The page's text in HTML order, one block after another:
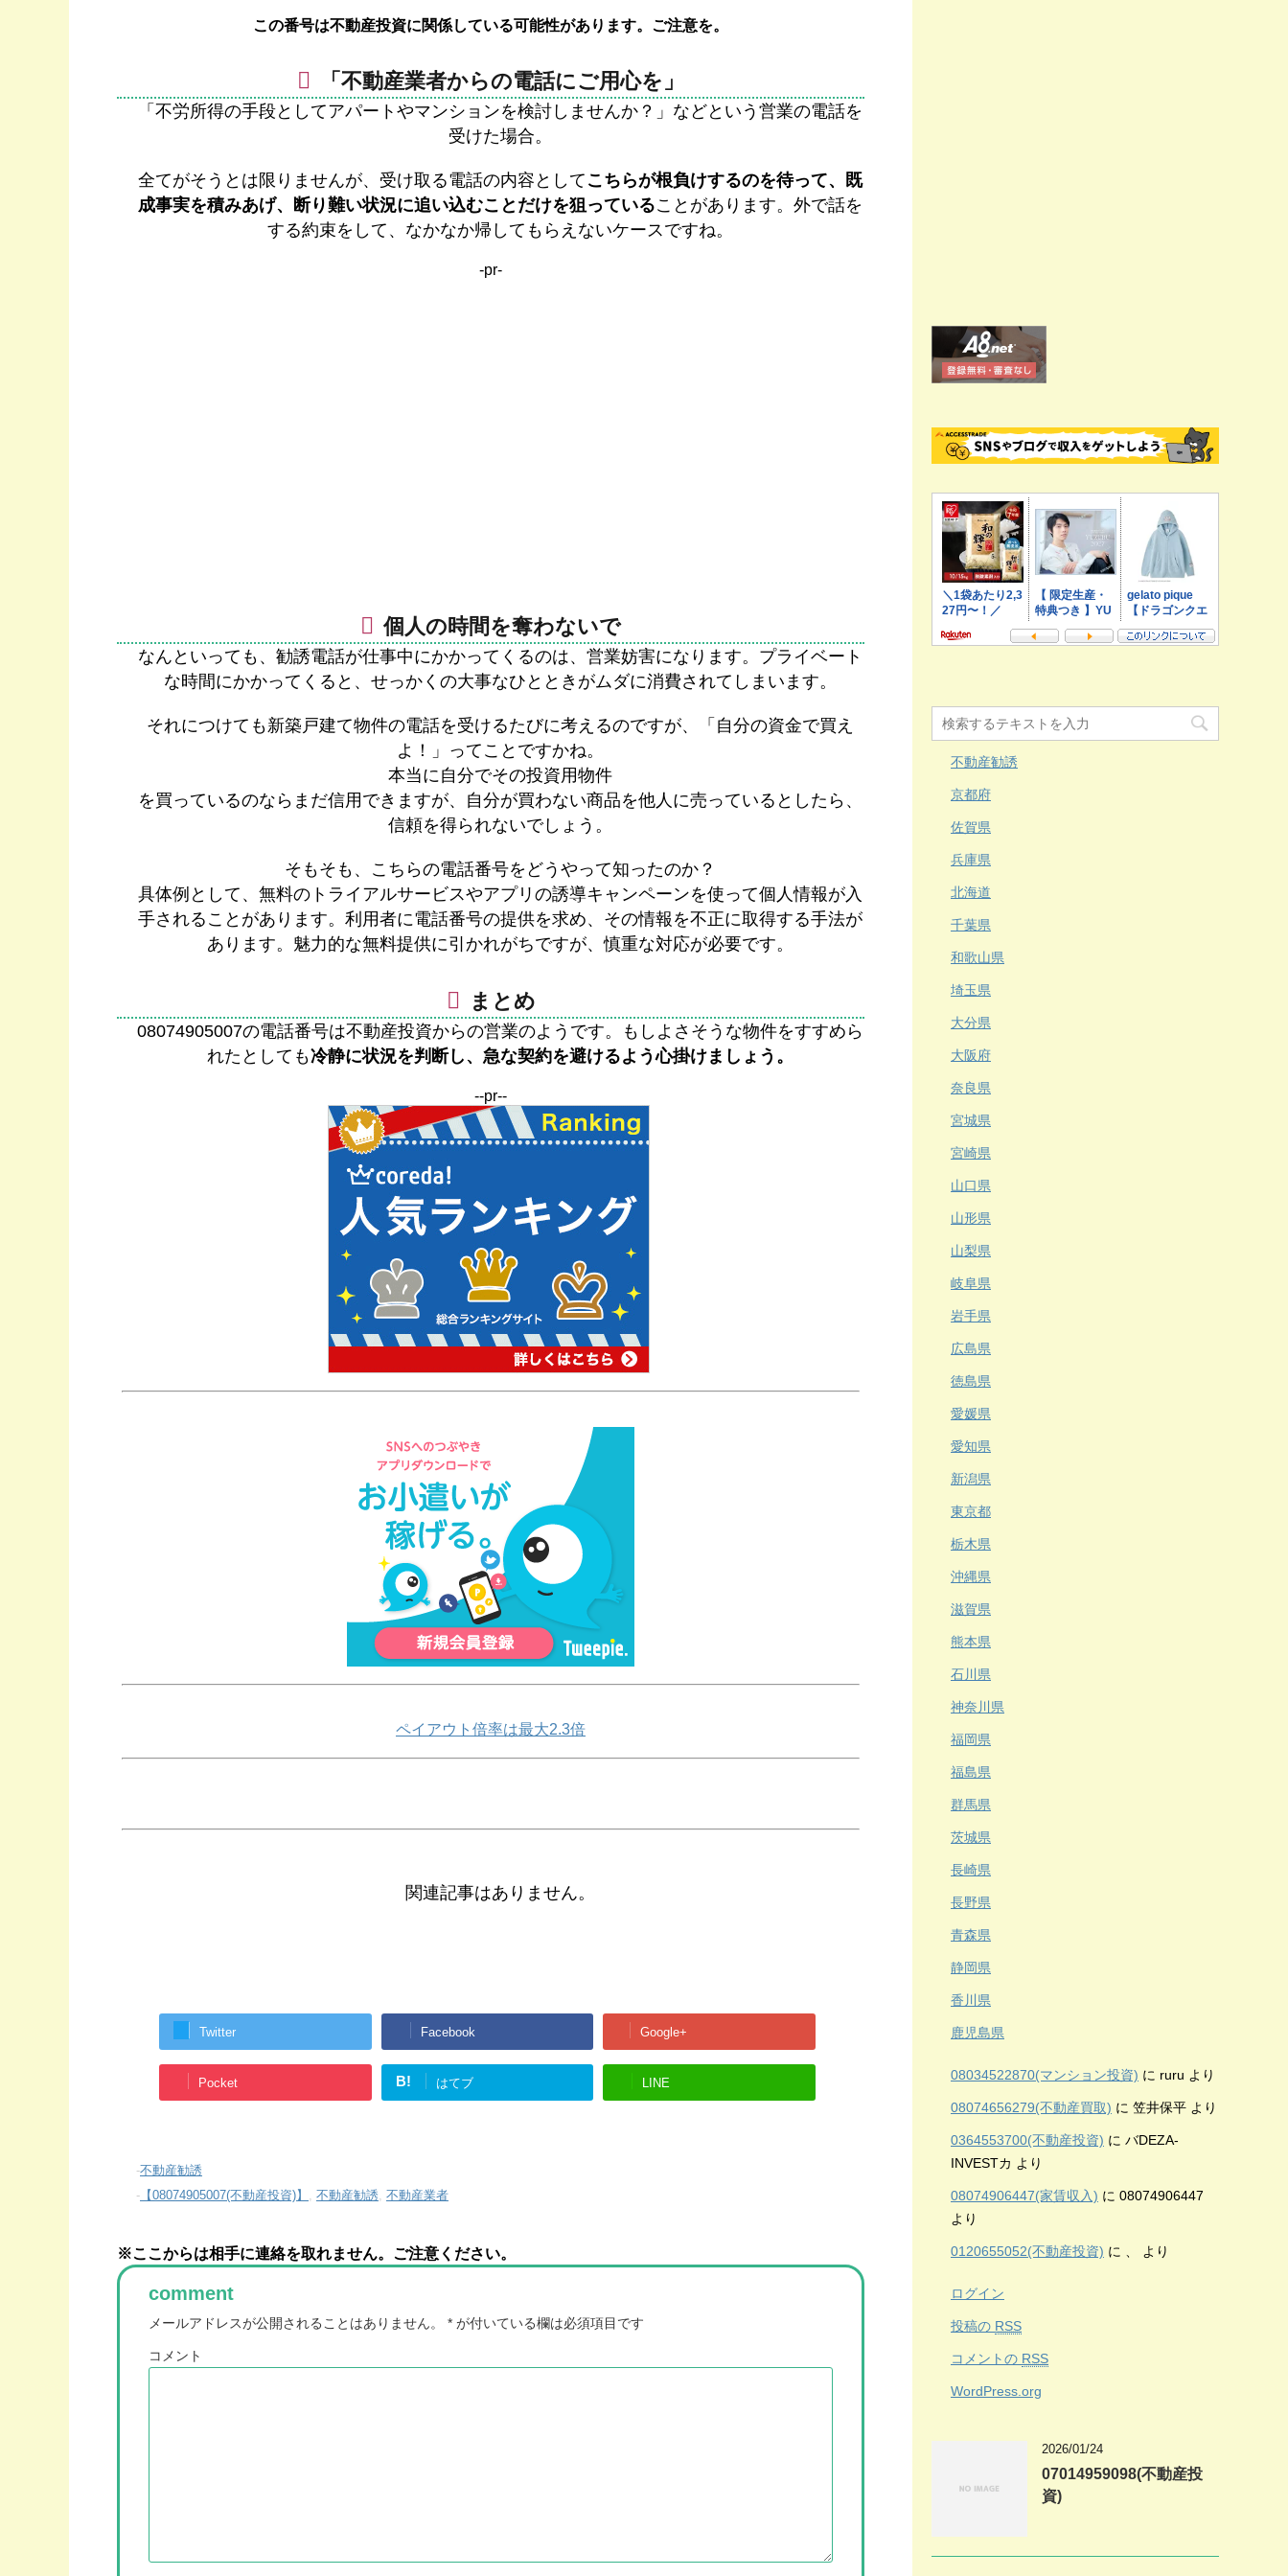
この番号は不動産投資に関係している可能性があります。ご注意を。
「不動産業者からの電話にご用心を」
「不労所得の手段としてアパートやマンションを検討しませんか？」などという営業の電話を
受けた場合。
全てがそうとは限りませんが、受け取る電話の内容として こちらが根負けするのを待って、既
成事実を積みあげ、断り難い状況に追い込むことだけを狙っていることがあります。外で話を
する約束をして、なかなか帰してもらえないケースですね。
-pr-
個人の時間を奪わないで
なんといっても、勧誘電話が仕事中にかかってくるのは、営業妨害になります。プライベート
な時間にかかってくると、せっかくの大事なひとときがムダに消費されてしまいます。
それにつけても新築戸建て物件の電話を受けるたびに考えるのですが、「自分の資金で買え
よ！」ってことですかね。
本当に自分でその投資用物件
を買っているのならまだ信用できますが、自分が買わない商品を他人に売っているとしたら、
信頼を得られないでしょう。
そもそも、こちらの電話番号をどうやって知ったのか？
具体例として、無料のトライアルサービスやアプリの誘導キャンペーンを使って個人情報が入
手されることがあります。利用者に電話番号の提供を求め、その情報を不正に取得する手法が
あります。魅力的な無料提供に引かれがちですが、慎重な対応が必要です。
まとめ
08074905007の電話番号は不動産投資からの営業のようです。もしよさそうな物件をすすめら
れたとしても冷静に状況を判断し、急な契約を避けるよう心掛けましょう。
--pr--
ペイアウト倍率は最大2.3倍
関連記事はありません。
Twitter Facebook Google+
Pocket B! はてブ LINE
-不動産勧誘
- 【08074905007(不動産投資)】 , 不動産勧誘, 不動産業者
※ここからは相手に連絡を取れません。ご注意ください。
comment
メールアドレスが公開されることはありません。 * が付いている欄は必須項目です
コメント
不動産勧誘
京都府
佐賀県
兵庫県
北海道
千葉県
和歌山県
埼玉県
大分県
大阪府
奈良県
宮城県
宮崎県
山口県
山形県
山梨県
岐阜県
岩手県
広島県
徳島県
愛媛県
愛知県
新潟県
東京都
栃木県
沖縄県
滋賀県
熊本県
石川県
神奈川県
福岡県
福島県
群馬県
茨城県
長崎県
長野県
青森県
静岡県
香川県
鹿児島県
08034522870(マンション投資) に ruru より
08074656279(不動産買取) に 笠井保平 より
0364553700(不動産投資) に バDEZA-
INVESTカ より
08074906447(家賃収入) に 08074906447
より
0120655052(不動産投資) に 、 より
ログイン
投稿の RSS
コメントの RSS
WordPress.org
2026/01/24
07014959098(不動産投
資)